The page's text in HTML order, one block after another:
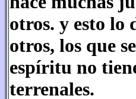
otros. y esto lo
otros, los que
espíritu no
terrenales.